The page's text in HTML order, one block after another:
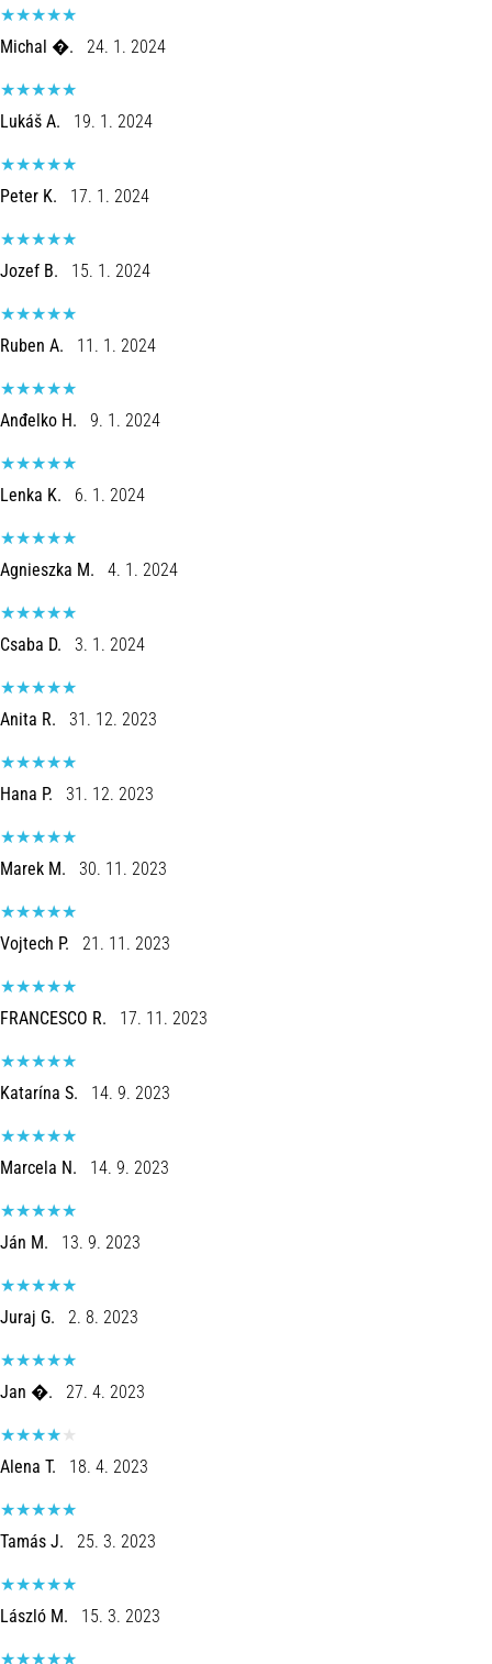
Michal �. 24. 1. 2024
Lukáš A. 19. 1. 2024
Peter K. 17. 1. 2024
Jozef B. 15. 1. 2024
Ruben A. 11. 1. 2024
Anđelko H. 9. 1. 2024
Lenka K. 6. 1. 2024
Agnieszka M. 4. 1. 2024
Csaba D. 3. 1. 2024
Anita R. 31. 12. 2023
Hana P. 31. 12. 2023
Marek M. 30. 11. 2023
Vojtech P. 21. 11. 2023
FRANCESCO R. 17. 11. 2023
Katarína S. 14. 9. 2023
Marcela N. 14. 9. 2023
Ján M. 13. 9. 2023
Juraj G. 2. 8. 2023
Jan �. 27. 4. 2023
Alena T. 18. 4. 2023
Tamás J. 25. 3. 2023
László M. 15. 3. 2023